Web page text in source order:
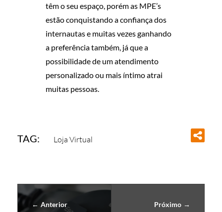
R
C
I
O
R
têm o seu espaço, porém as MPE’s
estão conquistando a confiança dos
internautas e muitas vezes ganhando
a preferência também, já que a
possibilidade de um atendimento
personalizado ou mais íntimo atrai
muitas pessoas.
TAG: Loja Virtual
Anterior Próximo